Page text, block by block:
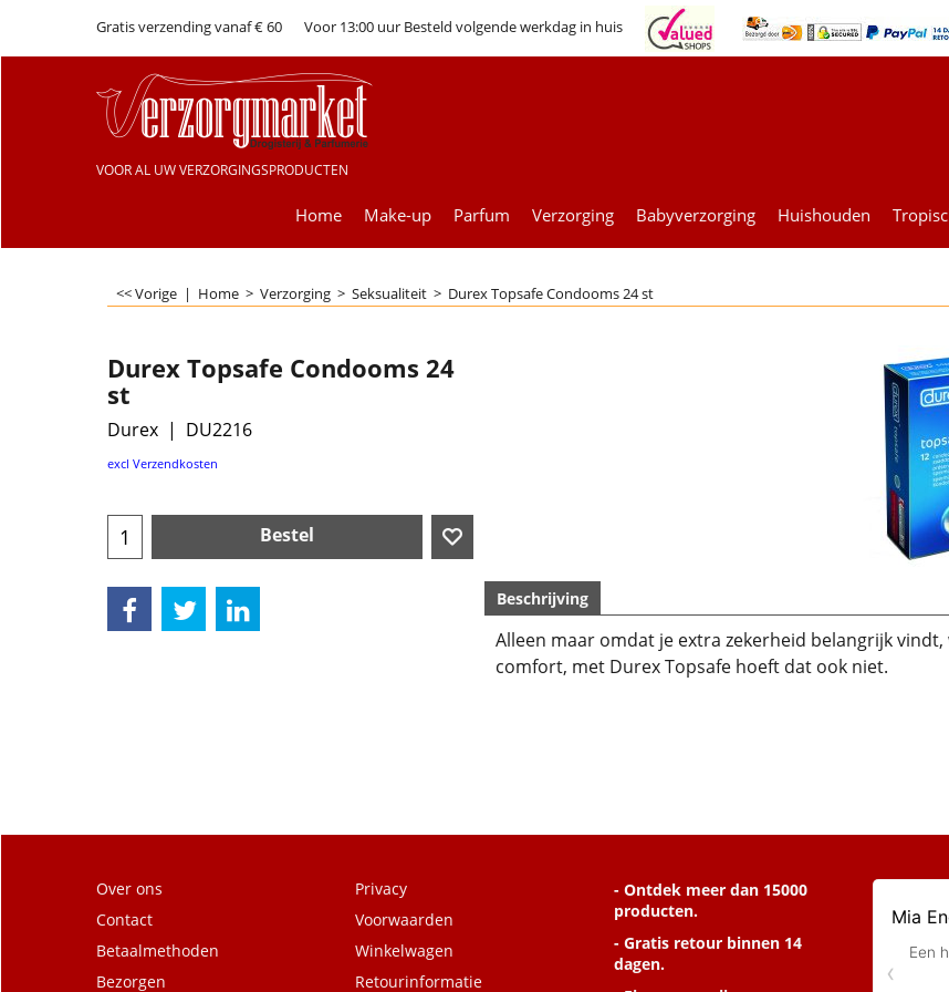
Gratis verzending vanaf € 60 Voor 13:00 uur Besteld volgende werkdag in huis
VOOR AL UW VERZORGINGSPRODUCTEN
Home Make-up Parfum Verzorging Babyverzorging Huishouden
<< Vorige | Home > Verzorging > Seksualiteit > Durex Topsafe Condooms 24 st
Durex Topsafe Condooms 24
st
Durex DU2216
€19.99
Bestel
Beschrijving
Alleen maar omdat je extra zekerheid belangrijk
comfort, met Durex Topsafe hoeft dat ook niet.
Over ons
Contact
Betaalmethoden
Bezorgen
Privacy
Voorwaarden
Winkelwagen
Retourinformatie
- Ontdek meer dan 15000
producten.
- Gratis retour binnen 14
dagen.